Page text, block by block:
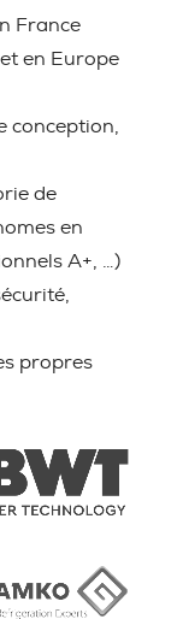
France
en Europe
conception,
de
en
A+, …)
propres